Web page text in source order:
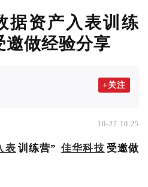
据资产入表训练
邀做经验分享
+关注
10-27 10:25
表 训练营” 佳华科技 受邀做